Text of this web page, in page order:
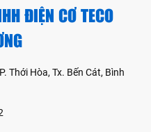
ĐIỆN CƠ TECO
Thới Hòa, Tx. Bến Cát, Bình